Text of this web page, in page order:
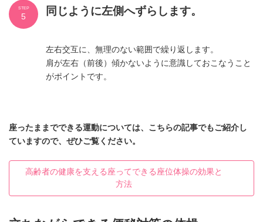
同じように左側へずらします。
左右交互に、無理のない範囲で繰り返します。
肩が左右（前後）傾かないように意識しておこなうこと
がポイントです。
STEP
5
座ったままでできる運動については、こちらの記事でもご紹介し
ていますので、ぜひご覧ください。
高齢者の健康を支える座ってできる座位体操の効果と
方法